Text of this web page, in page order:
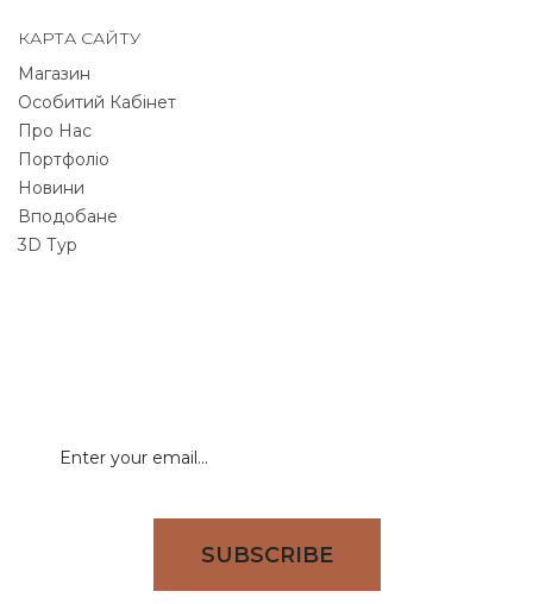
КАРТА САЙТУ
Магазин
Особитий Кабінет
Про Нас
Портфоліо
Новини
Вподобане
3D Тур